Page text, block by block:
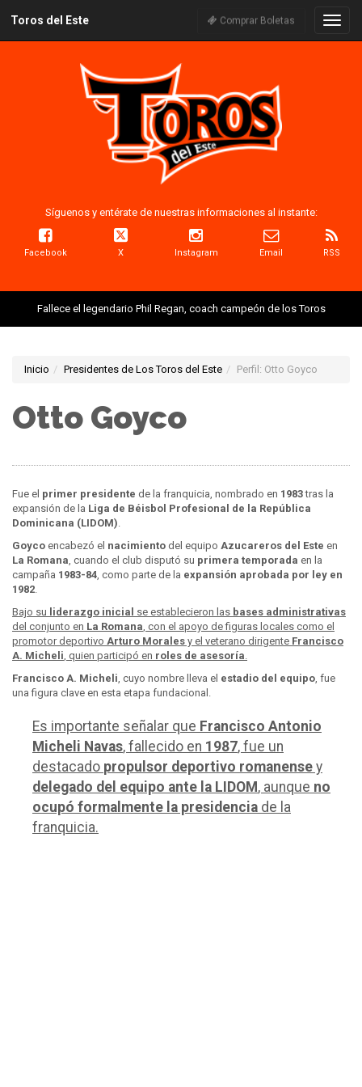
Toros del Este Comprar Boletas
Síguenos y entérate de nuestras informaciones al instante:
Facebook X Instagram Email RSS
Fallece el legendario Phil Regan, coach campeón de los Toros
Inicio Presidentes de Los Toros del Este Perfil: Otto Goyco
Otto Goyco
Fue el primer presidente de la franquicia, nombrado en 1983tras la
expansión de la Liga de Béisbol Profesional de la República
Dominicana (LIDOM)
Goyco encabezó el nacimiento del equipo Azucareros del Este en
La Romana , cuando el club disputó su primera temporada en la
campaña 1983-84 , como parte de la expansión aprobada por ley en
1982
Bajo su liderazgo inicial se establecieron las bases administrativas
del conjunto en La Romana , con el apoyo de figuras locales como el
promotor deportivo Arturo Morales y el veterano dirigente Francisco
A. Micheli , quien participó en roles de asesoría
Francisco A. Micheli , cuyo nombre lleva el estadio del equipo , fue
una figura clave en esta etapa fundacional.
Es importante señalar que Francisco Antonio
Micheli Navas, fallecido en 1987, fue un
destacado propulsor deportivo romanense y
delegado del equipo ante la LIDOM, aunque no
ocupó formalmente la presidencia de la
franquicia.